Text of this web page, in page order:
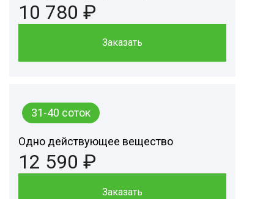
10 780 ₽
Заказать
31-40 соток
Одно действующее вещество
12 590 ₽
Заказать